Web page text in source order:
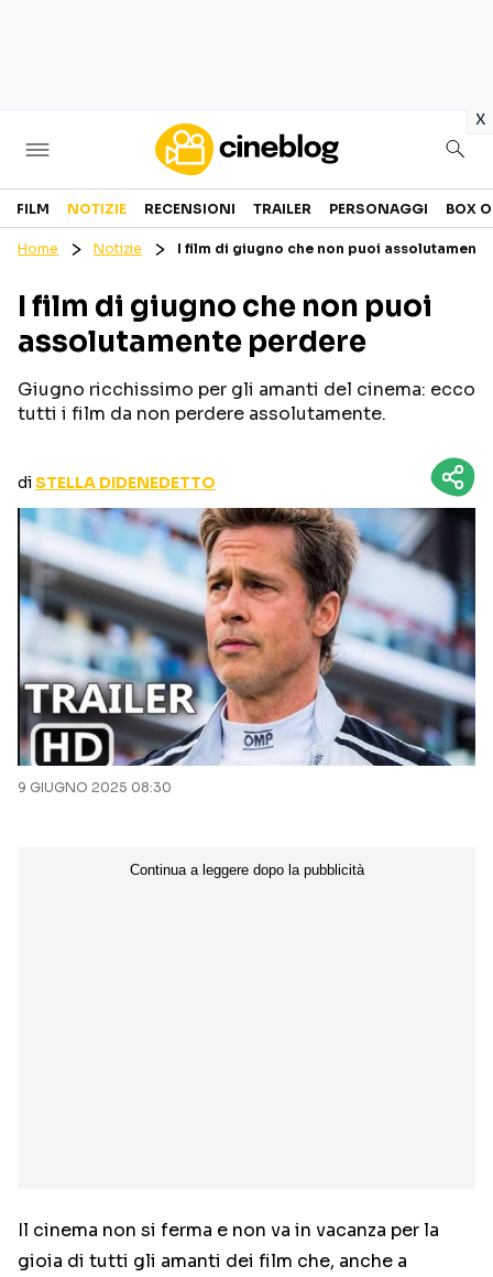
x
Cinema
GENERI
PERSONAGGI
CANALI STREAMING
Categorie
CURIOSITÀ
RECENSIONI
BOX OFFICE
Seguici sui social
FILM NOTIZIE RECENSIONI TRAILER PERSONAGGI BOX
Home Notizie I film di giugno che non puoi
I film di giugno che non puoi
assolutamente perdere
Giugno ricchissimo per gli amanti del cinema: ecco
tutti i film da non perdere assolutamente.
diSTELLA DIDENEDETTO
9 GIUGNO 2025 08:30
Il cinema non si ferma e non va in vacanza per la
gioia di tutti gli amanti dei film che, anche a